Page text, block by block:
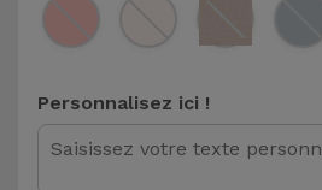
et
Maison
Portefeuilles,
Étuis et Sacs
Personnalisez ici !